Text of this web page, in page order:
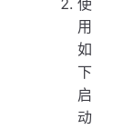
用
如
下
启
动